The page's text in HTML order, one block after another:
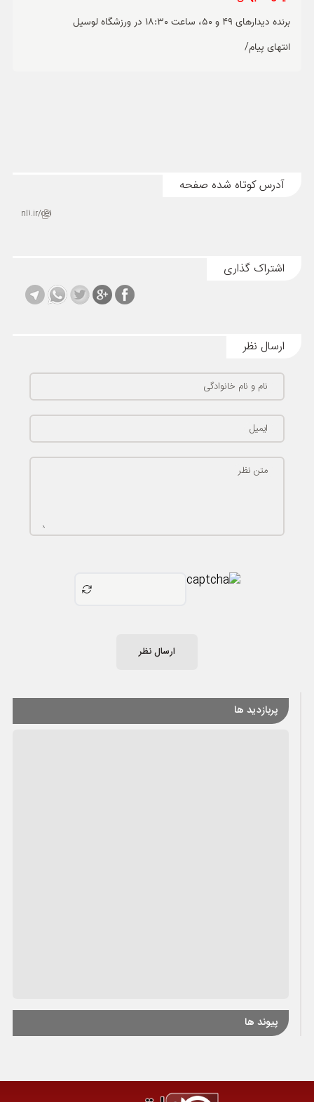
برنده دیدارهای 49 و 50، ساعت 18:30 در ورزشگاه لوسیل
انتهای پیام/
آدرس کوتاه شده صفحه
nl1.ir/ce1
اشتراک گذاری
ارسال نظر
نام و نام خانوادگی
ایمیل
متن نظر
ارسال نظر
پربازدید ها
پیوند ها